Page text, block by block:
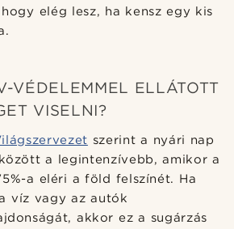
elég lesz, ha kensz egy kis
VÉDELEMMEL ELLÁTOTT
VISELNI?
szerint a nyári nap
a legintenzívebb, amikor a
a eléri a föld felszínét. Ha
víz vagy az autók
akkor ez a sugárzás